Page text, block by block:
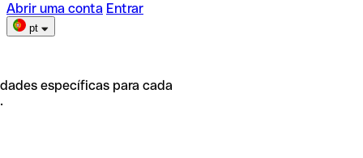
Abrir uma conta Entrar
pt
específicas para cada